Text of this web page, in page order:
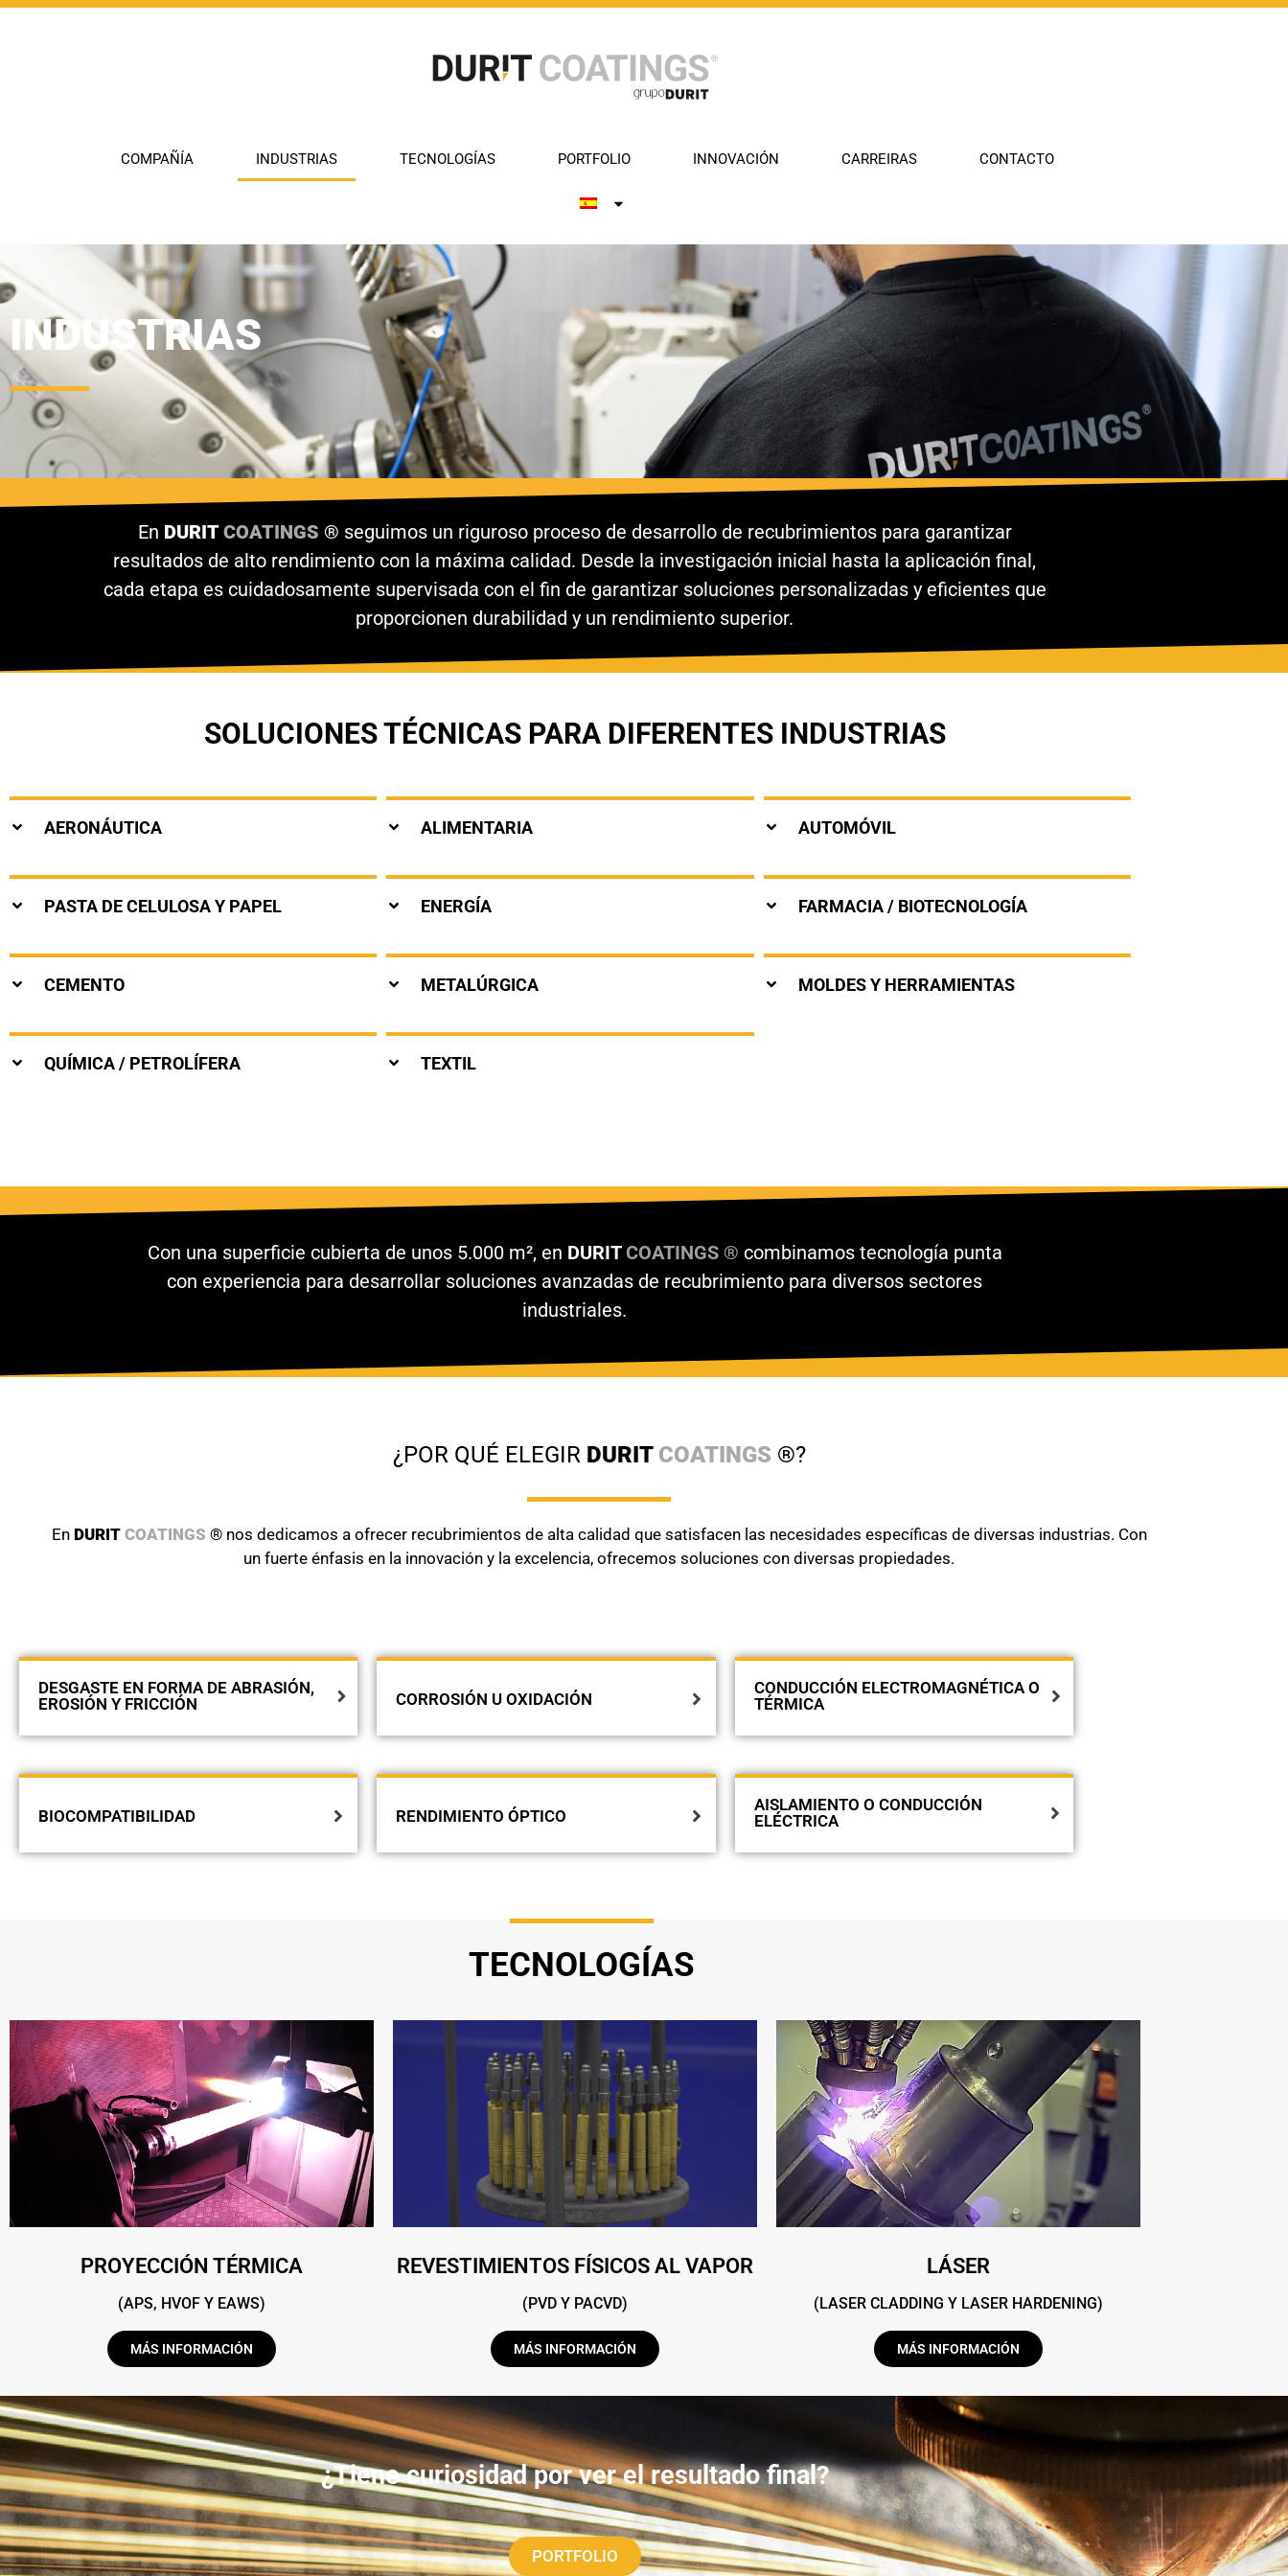
Contacto
COMPAÑÍA INDUSTRIAS TECNOLOGÍAS PORTFOLIO INNOVACIÓN CARREIRAS CONTACTO
INDUSTRIAS
En DURITCOATINGS ® seguimos un riguroso proceso de desarrollo de recubrimientos para garantizar
resultados de alto rendimiento con la máxima calidad. Desde la investigación inicial hasta la aplicación final,
cada etapa es cuidadosamente supervisada con el fin de garantizar soluciones personalizadas y eficientes que
proporcionen durabilidad y un rendimiento superior.
SOLUCIONES TÉCNICAS PARA DIFERENTES INDUSTRIAS
AERONÁUTICA
PASTA DE CELULOSA Y PAPEL
CEMENTO
QUÍMICA / PETROLÍFERA
ALIMENTARIA
ENERGÍA
METALÚRGICA
TEXTIL
AUTOMÓVIL
FARMACIA / BIOTECNOLOGÍA
MOLDES Y HERRAMIENTAS
Con una superficie cubierta de unos 5.000 m², en DURIT COATINGS ® combinamos tecnología punta
con experiencia para desarrollar soluciones avanzadas de recubrimiento para diversos sectores
industriales.
¿POR QUÉ ELEGIR DURIT COATINGS ®?
EnDURIT COATINGS ® nos dedicamos a ofrecer recubrimientos de alta calidad que satisfacen las necesidades específicas de diversas industrias. Con
un fuerte énfasis en la innovación y la excelencia, ofrecemos soluciones con diversas propiedades.
DESGASTE EN FORMA DE ABRASIÓN,
EROSIÓN Y FRICCIÓN
CORROSIÓN U OXIDACIÓN
CONDUCCIÓN ELECTROMAGNÉTICA O
TÉRMICA
BIOCOMPATIBILIDAD RENDIMIENTO ÓPTICO
AISLAMIENTO O CONDUCCIÓN
ELÉCTRICA
TECNOLOGÍAS
PROYECCIÓN TÉRMICA
(APS, HVOF Y EAWS)
MÁS INFORMACIÓN
REVESTIMIENTOS FÍSICOS AL VAPOR
(PVD Y PACVD)
MÁS INFORMACIÓN
LÁSER
(LASER CLADDING Y LASER HARDENING)
MÁS INFORMACIÓN
¿Tiene curiosidad por ver el resultado final?
PORTFOLIO